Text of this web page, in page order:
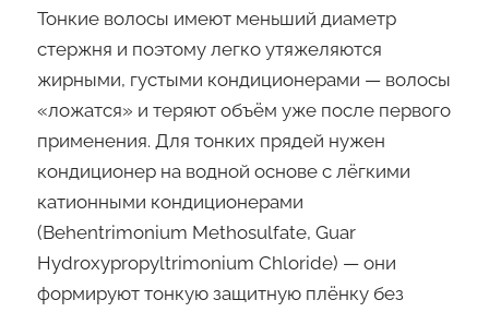
Тонкие волосы имеют меньший диаметр
стержня и поэтому легко утяжеляются
жирными, густыми кондиционерами — волосы
«ложатся» и теряют объём уже после первого
применения. Для тонких прядей нужен
кондиционер на водной основе с лёгкими
катионными кондиционерами
(Behentrimonium Methosulfate, Guar
Hydroxypropyltrimonium Chloride) — они
формируют тонкую защитную плёнку без